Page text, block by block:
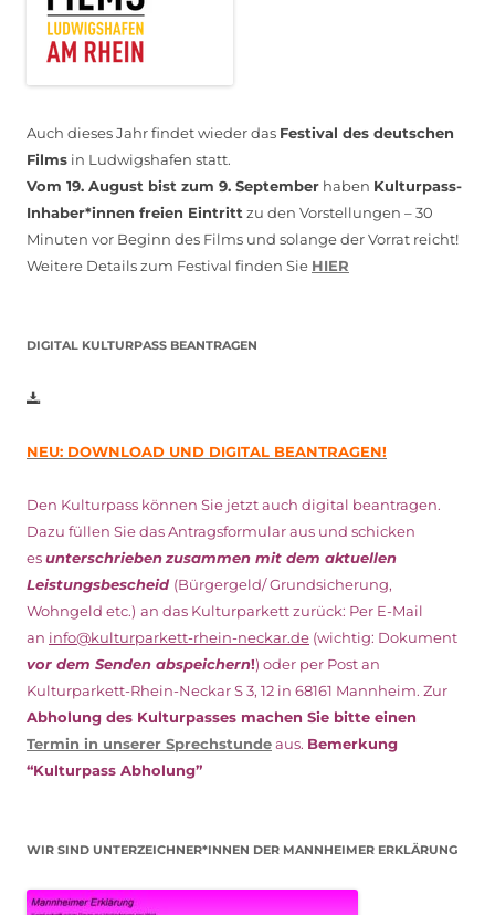
Auch dieses Jahr findet wieder das Festival des deutschen
Films in Ludwigshafen statt.
Vom 19. August bist zum 9. September haben Kulturpass-
Inhaber*innen freien Eintritt zu den Vorstellungen – 30
Minuten vor Beginn des Films und solange der Vorrat reicht!
Weitere Details zum Festival finden Sie HIER
DIGITAL KULTURPASS BEANTRAGEN
NEU: DOWNLOAD UND DIGITAL BEANTRAGEN!
Den Kulturpass können Sie jetzt auch digital beantragen.
Dazu füllen Sie das Antragsformular aus und schicken
esunterschriebenzusammen mit dem aktuellen
Leistungsbescheid (Bürgergeld/ Grundsicherung,
Wohngeld etc.) an das Kulturparkett zurück: Per E-Mail
an info@kulturparkett-rhein-neckar.de (wichtig: Dokument
vor dem Senden abspeichern!) oder per Post an
Kulturparkett-Rhein-Neckar S 3, 12 in 68161 Mannheim. Zur
Abholung des Kulturpasses machen Sie bitte einen
Termin in unserer Sprechstundeaus. Bemerkung
“Kulturpass Abholung”
WIR SIND UNTERZEICHNER*INNEN DER MANNHEIMER ERKLÄRUNG